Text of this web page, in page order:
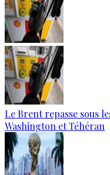
Le Brent repasse sous
Washington et Téhéran